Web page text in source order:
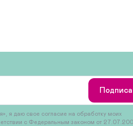
я даю свое согласие на обработку моих
с Федеральным законом от